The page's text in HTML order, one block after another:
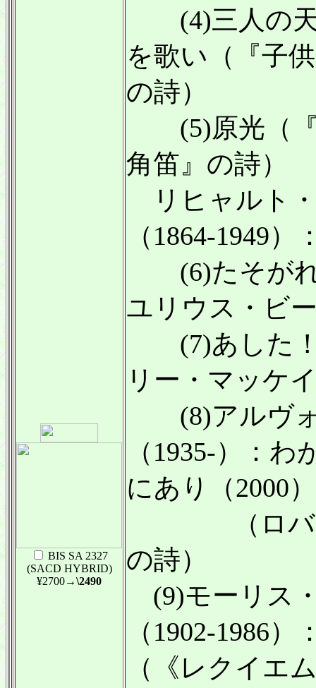
BIS SA 2327
(SACD HYBRID)
¥2700→\2490
(4)三人の天
を歌い（『子
の詩）
(5)原光（『
角笛』の詩）
リヒャルト
（1864-1949）
(6)たそがれ
ユリウス・ビ
(7)あした！
リー・マッケ
(8)アルヴォ
（1935-）：
にあり（2000）
（ロバー
の詩）
(9)モーリス
（1902-1986
（《レクイエ